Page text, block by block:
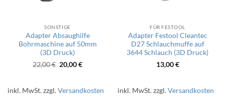
SONSTIGE
Adapter Absaughilfe
Bohrmaschine auf 50mm
(3D Druck)
22,00€ Ursprünglicher
Preis
20,00€Aktueller
inkl. MwSt.zzgl.Versandkosten
FÜR FESTOOL
Adapter Festool Cleantec
D27 Schlauchmuffe auf
3644 Schlauch (3D Druck)
13,00€
inkl. MwSt.zzgl.Versandkosten